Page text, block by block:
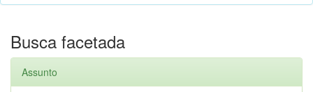
Busca facetada
Assunto